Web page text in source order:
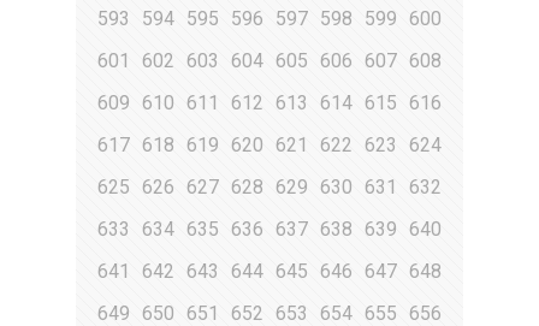
593
594 595 596 597 598 599
600
601
602 603 604 605 606 607 608
609
610 611 612 613 614 615
616
617 618 619 620 621 622 623
624
625
626 627 628 629 630 631
632
633
634 635 636 637 638 639 640
641
642 643 644 645 646 647 648
649
650 651 652 653 654 655 656